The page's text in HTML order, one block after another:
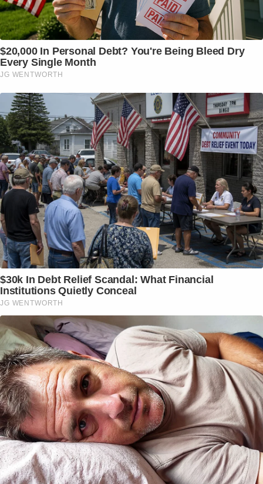
$20,000 In Personal Debt? You're Being Bleed Dry
Every Single Month
JG WENTWORTH
$30k In Debt Relief Scandal: What Financial
Institutions Quietly Conceal
JG WENTWORTH